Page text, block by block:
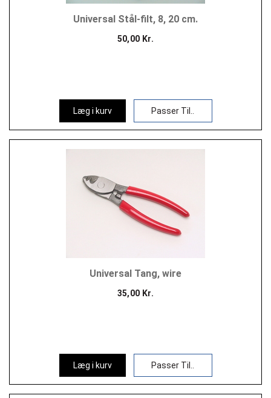
Universal Stål-filt, 8, 20 cm.
50,00 Kr.
Læg i kurv Passer Til..
Universal Tang, wire
35,00 Kr.
Læg i kurv Passer Til..